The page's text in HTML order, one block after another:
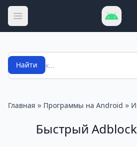
Открыть меню
Поиск
Найти
Главная » Программы на Android »
Быстрый